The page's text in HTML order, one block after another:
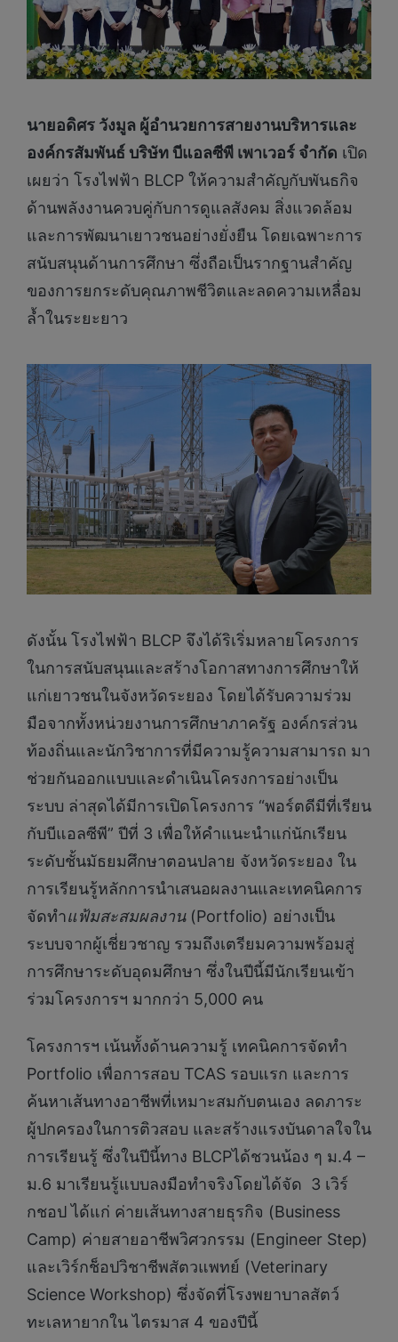
นายอดิศร วังมูล ผู้อำนวยการสายงานบริหารและ
องค์กรสัมพันธ์ บริษัท บีแอลซีพี เพาเวอร์ จำกัด เปิด
เผยว่า โรงไฟฟ้า BLCP ให้ความสำคัญกับพันธกิจ
ด้านพลังงานควบคู่กับการดูแลสังคม สิ่งแวดล้อม
และการพัฒนาเยาวชนอย่างยั่งยืน โดยเฉพาะการ
สนับสนุนด้านการศึกษา ซึ่งถือเป็นรากฐานสำคัญ
ของการยกระดับคุณภาพชีวิตและลดความเหลื่อม
ล้ำในระยะยาว
ดังนั้น โรงไฟฟ้า BLCP จึงได้ริเริ่มหลายโครงการ
ในการสนับสนุนและสร้างโอกาสทางการศึกษาให้
แก่เยาวชนในจังหวัดระยอง โดยได้รับความร่วม
มือจากทั้งหน่วยงานการศึกษาภาครัฐ องค์กรส่วน
ท้องถิ่นและนักวิชาการที่มีความรู้ความสามารถ มา
ช่วยกันออกแบบและดำเนินโครงการอย่างเป็น
ระบบ ล่าสุดได้มีการเปิดโครงการ “พอร์ตดีมีที่เรียน
กับบีแอลซีพี” ปีที่ 3 เพื่อให้คำแนะนำแก่นักเรียน
ระดับชั้นมัธยมศึกษาตอนปลาย จังหวัดระยอง ใน
การเรียนรู้หลักการนำเสนอผลงานและเทคนิคการ
จัดทำแฟ้มสะสมผลงาน(Portfolio) อย่างเป็น
ระบบจากผู้เชี่ยวชาญ รวมถึงเตรียมความพร้อมสู่
การศึกษาระดับอุดมศึกษา ซึ่งในปีนี้มีนักเรียนเข้า
ร่วมโครงการฯ มากกว่า 5,000 คน
โครงการฯ เน้นทั้งด้านความรู้ เทคนิคการจัดทำ
Portfolio เพื่อการสอบ TCAS รอบแรก และการ
ค้นหาเส้นทางอาชีพที่เหมาะสมกับตนเอง ลดภาระ
ผู้ปกครองในการติวสอบ และสร้างแรงบันดาลใจใน
การเรียนรู้ ซึ่งในปีนี้ทาง BLCPได้ชวนน้อง ๆ ม.4 –
ม.6 มาเรียนรู้แบบลงมือทำจริงโดยได้จัด 3 เวิร์
กชอป ได้แก่ ค่ายเส้นทางสายธุรกิจ (Business
Camp) ค่ายสายอาชีพวิศวกรรม (Engineer Step)
และเวิร์กช็อปวิชาชีพสัตวแพทย์ (Veterinary
Science Workshop) ซึ่งจัดที่โรงพยาบาลสัตว์
ทะเลหายากใน ไตรมาส 4 ของปีนี้